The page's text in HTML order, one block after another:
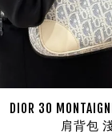
DIOR 30
肩背包